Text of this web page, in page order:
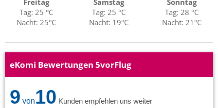
Freitag
Tag: 25 °C
Nacht: 25°C
Samstag
Tag: 25 °C
Nacht: 19°C
Sonntag
Tag: 28 °C
Nacht: 21°C
eKomi Bewertungen 5vorFlug
9 von10 Kunden empfehlen uns weiter